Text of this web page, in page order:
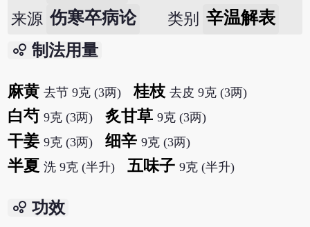
来源 伤寒卒病论 类别 辛温解表
bubble_chart 制法用量
麻黄 去节 9克 (3两) 桂枝 去皮 9克 (3两)
白芍 9克 (3两) 炙甘草 9克 (3两)
干姜 9克 (3两) 细辛 9克 (3两)
半夏 洗 9克 (半升) 五味子 9克 (半升)
bubble_chart 功效